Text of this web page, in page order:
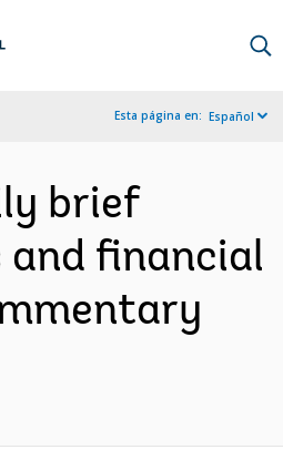
Esta página en: Español
brief
and financial